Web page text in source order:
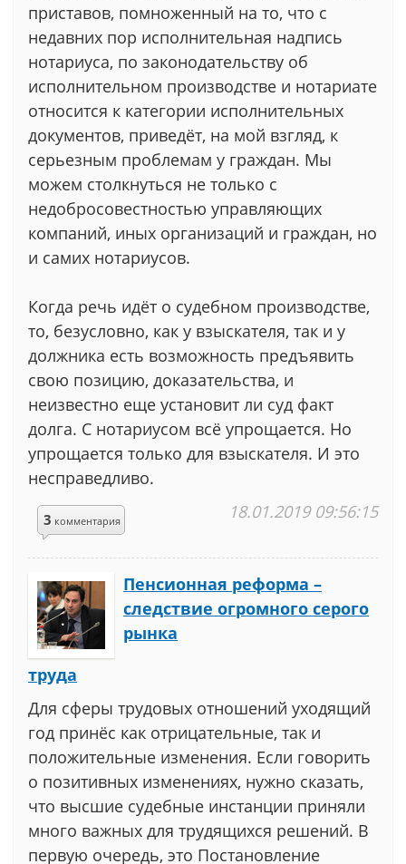
приставов, помноженный на то, что с
недавних пор исполнительная надпись
нотариуса, по законодательству об
исполнительном производстве и нотариате
относится к категории исполнительных
документов, приведёт, на мой взгляд, к
серьезным проблемам у граждан. Мы
можем столкнуться не только с
недобросовестностью управляющих
компаний, иных организаций и граждан, но
и самих нотариусов.
Когда речь идёт о судебном производстве,
то, безусловно, как у взыскателя, так и у
должника есть возможность предъявить
свою позицию, доказательства, и
неизвестно еще установит ли суд факт
долга. С нотариусом всё упрощается. Но
упрощается только для взыскателя. И это
несправедливо.
3 комментария 18.01.2019 09:56:15
Пенсионная реформа –
следствие огромного серого
рынка
труда
Для сферы трудовых отношений уходящий
год принёс как отрицательные, так и
положительные изменения. Если говорить
о позитивных изменениях, нужно сказать,
что высшие судебные инстанции приняли
много важных для трудящихся решений. В
первую очередь, это Постановление